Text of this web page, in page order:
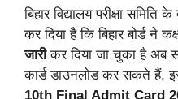
बिहार विद्यालय परीक्षा समिति
कर दिया है कि बिहार बोर्ड ने
जारीकर दिया जा चुका है अब
कार्ड डाउनलोड कर सकते हैं,
10th Final Admit Card